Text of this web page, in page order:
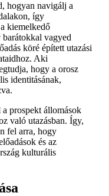
hogyan navigálj a
így
kiemelkedő
vagyed
köré épített utazási
Aki
hogy a orosz
identitásának,
prospekt állomások
való utazásban. Így,
fel arra, hogy
és az
kulturális